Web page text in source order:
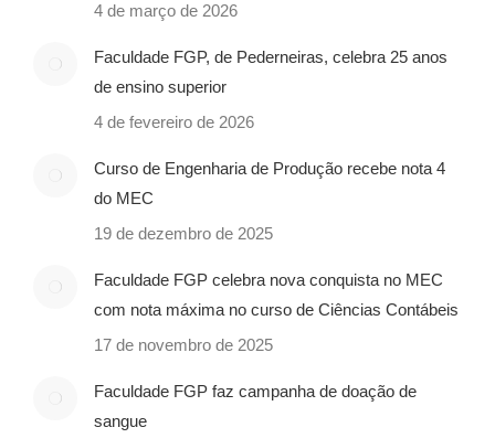
4 de março de 2026
Faculdade FGP, de Pederneiras, celebra 25 anos
de ensino superior
4 de fevereiro de 2026
Curso de Engenharia de Produção recebe nota 4
do MEC
19 de dezembro de 2025
Faculdade FGP celebra nova conquista no MEC
com nota máxima no curso de Ciências Contábeis
17 de novembro de 2025
Faculdade FGP faz campanha de doação de
sangue